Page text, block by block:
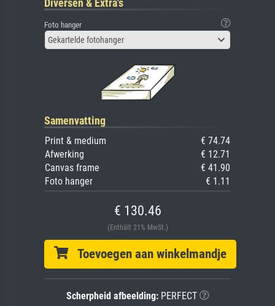
Foto hanger
Gekartelde fotohanger
Samenvatting
Print & medium
€ 74.74
Afwerking
€ 12.71
Canvas frame
€ 41.90
Foto hanger
€ 1.11
€ 130.46
(Enthält 21% MwSt.)
Toevoegen aan winkelmandje
Scherpheid afbeelding:PERFECT